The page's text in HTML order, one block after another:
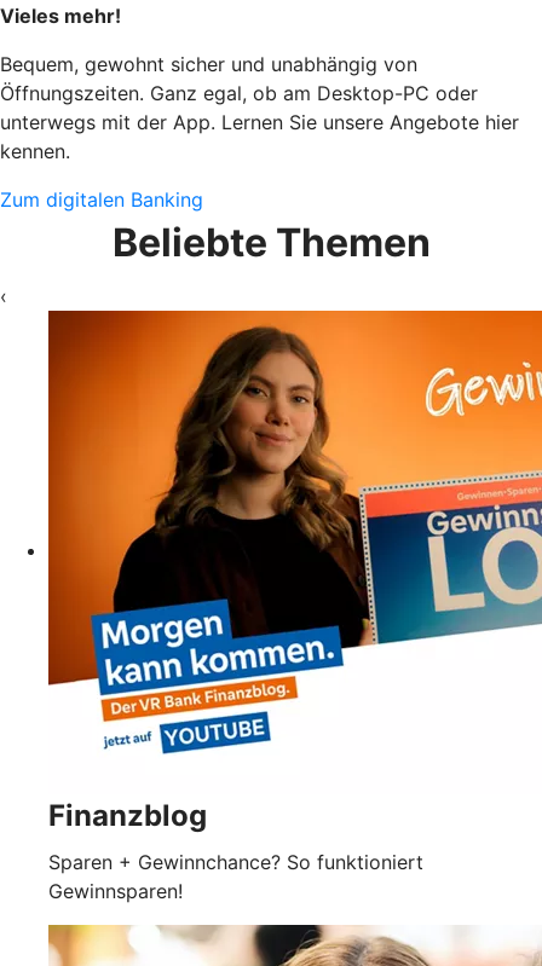
Vieles mehr!
Bequem, gewohnt sicher und unabhängig von
Öffnungszeiten. Ganz egal, ob am Desktop-PC oder
unterwegs mit der App. Lernen Sie unsere Angebote hier
kennen.
Zum digitalen Banking
Beliebte Themen
‹
Finanzblog
Sparen + Gewinnchance? So funktioniert
Gewinnsparen!